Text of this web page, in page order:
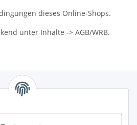
dieses Online-Shops.
unter Inhalte -> AGB/WRB.